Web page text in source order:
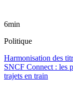
6min
Politique
Harmonisation des
SNCF Connect : les
trajets en train